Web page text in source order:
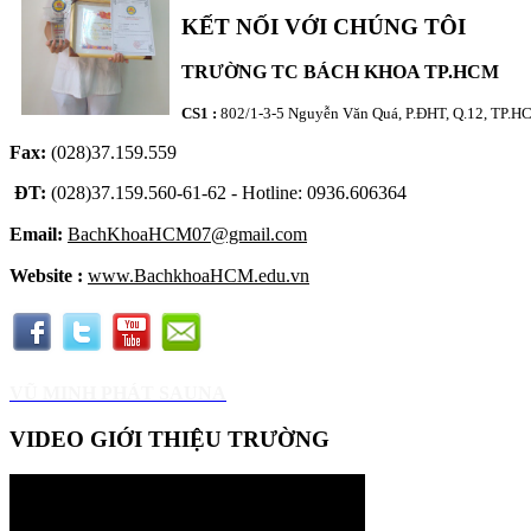
KẾT NỐI VỚI CHÚNG TÔI
TRƯỜNG TC BÁCH KHOA TP.HCM
CS1 : 802/1-3-5 Nguyễn Văn Quá, P.ĐHT, Q.12,
Fax: (028)37.159.559
ĐT: (028)37.159.560-61-62 - Hotline: 0936.606364
Email: BachKhoaHCM07@gmail.com
Website : www.BachkhoaHCM.edu.vn
VIDEO GIỚI THIỆU TRƯỜNG